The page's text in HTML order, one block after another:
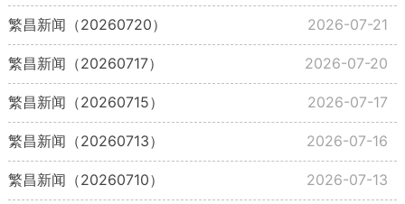
繁昌新闻（20260720） 2026-07-21
繁昌新闻（20260717） 2026-07-20
繁昌新闻（20260715） 2026-07-17
繁昌新闻（20260713） 2026-07-16
繁昌新闻（20260710） 2026-07-13